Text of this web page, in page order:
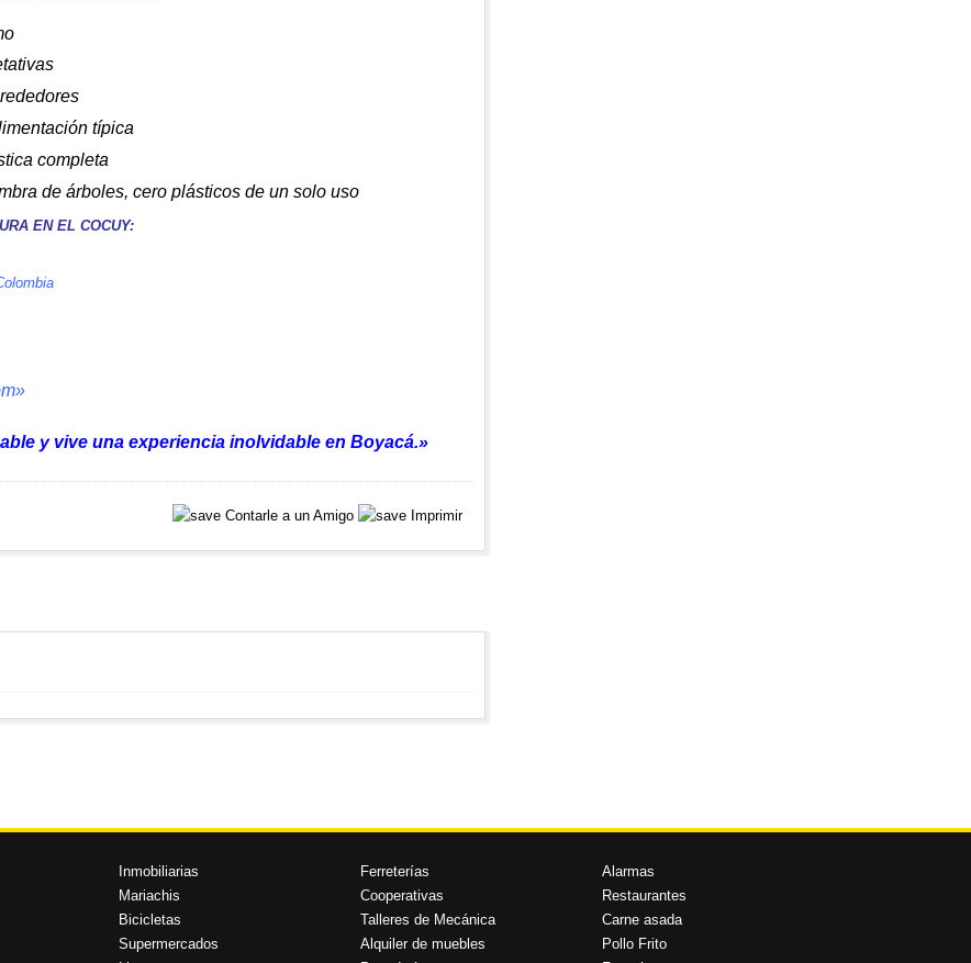
típica
completa
de árboles, cero plásticos de un solo uso
EN EL COCUY:
»
y vive una experiencia inolvidable en Boyacá.»
Contarle a un Amigo Imprimir
Inmobiliarias
Mariachis
Bicicletas
Supermercados
Ferreterías
Cooperativas
Talleres de Mecánica
Alquiler de muebles
Alarmas
Restaurantes
Carne asada
Pollo Frito